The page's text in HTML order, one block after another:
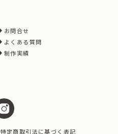
お問合せ
よくある質問
制作実績
特定商取引法に基づく表記